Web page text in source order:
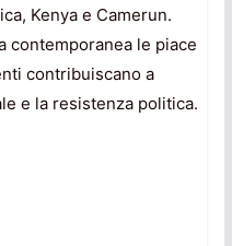
Kenya e Camerun.
contemporanea le piace
contribuiscano a
e la resistenza politica.